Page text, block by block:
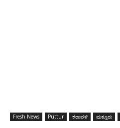
Fresh News Puttur ಕರಾವಳಿ ಪುತ್ತೂರು